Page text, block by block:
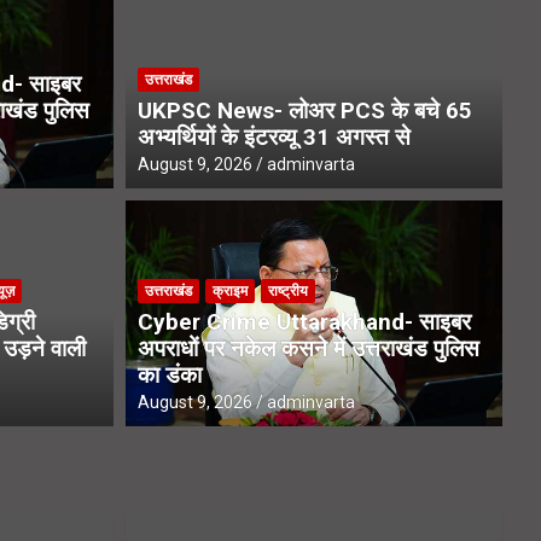
बिना डिग्री इंटरनेट से सीखकर
कार
साइबर
पुलिस
वाली
उत्तराखंड
UKPSC News- लोअर PCS के बचे 65
अभ्यर्थियों के इंटरव्यू 31 अगस्त से
August 9, 2026 adminvarta
उत्तराखंड क्राइम राष्ट्रीय
Cyber Crime Uttarakhand- साइबर
अपराधों पर नकेल कसने में उत्तराखंड पुलिस
का डंका
August 9, 2026 adminvarta